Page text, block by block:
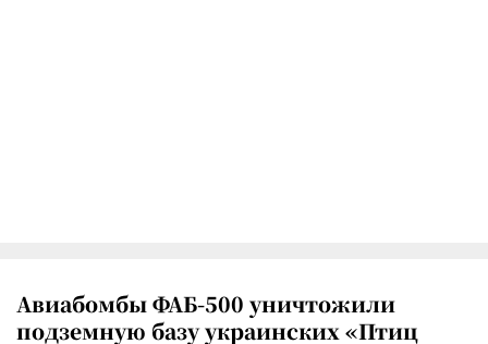
Авиабомбы ФАБ-500 уничтожили
подземную базу украинских «Птиц